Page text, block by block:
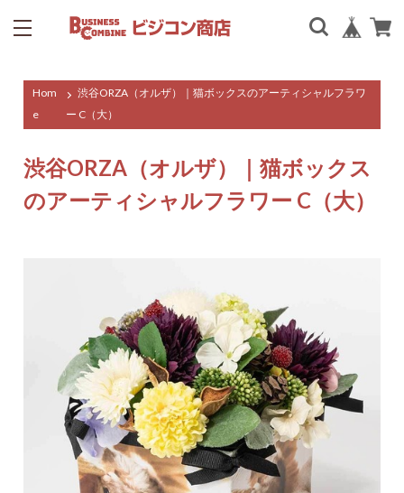
Hom
e
渋谷ORZA（オルザ）｜猫ボックスのアーティシャルフラワ
ー C（大）
渋谷ORZA（オルザ）｜猫ボックス
のアーティシャルフラワー C（大）